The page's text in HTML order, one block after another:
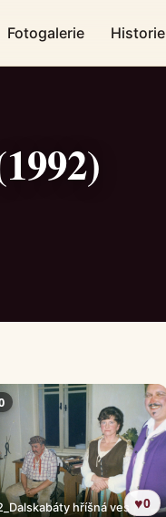
Fotogalerie Historie
hříšná ves ♥0